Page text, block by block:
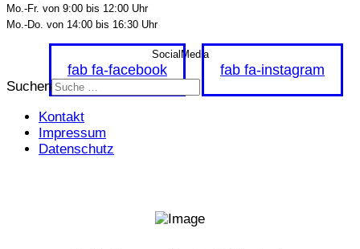
Mo.-Fr. von 9:00 bis 12:00 Uhr
Mo.-Do. von 14:00 bis 16:30 Uhr
SocialMedia
fab fa-facebook fab fa-instagram
Suchen
Kontakt
Impressum
Datenschutz